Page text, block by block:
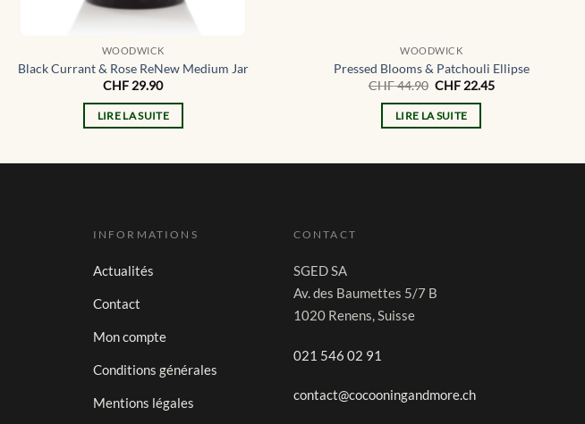
WOODWICK
Black Currant & Rose ReNew Medium Jar
CHF 29.90
LIRE LA SUITE
WOODWICK
Pressed Blooms & Patchouli Ellipse
CHF44.90 Le
initial
était :
CHF22.45Le
LIRE LA SUITE
INFORMATIONS
Actualités
Contact
Mon compte
Conditions générales
Mentions légales
CONTACT
SGED SA
Av. des Baumettes 5/7 B
1020 Renens, Suisse
021 546 02 91
contact@cocooningandmore.ch